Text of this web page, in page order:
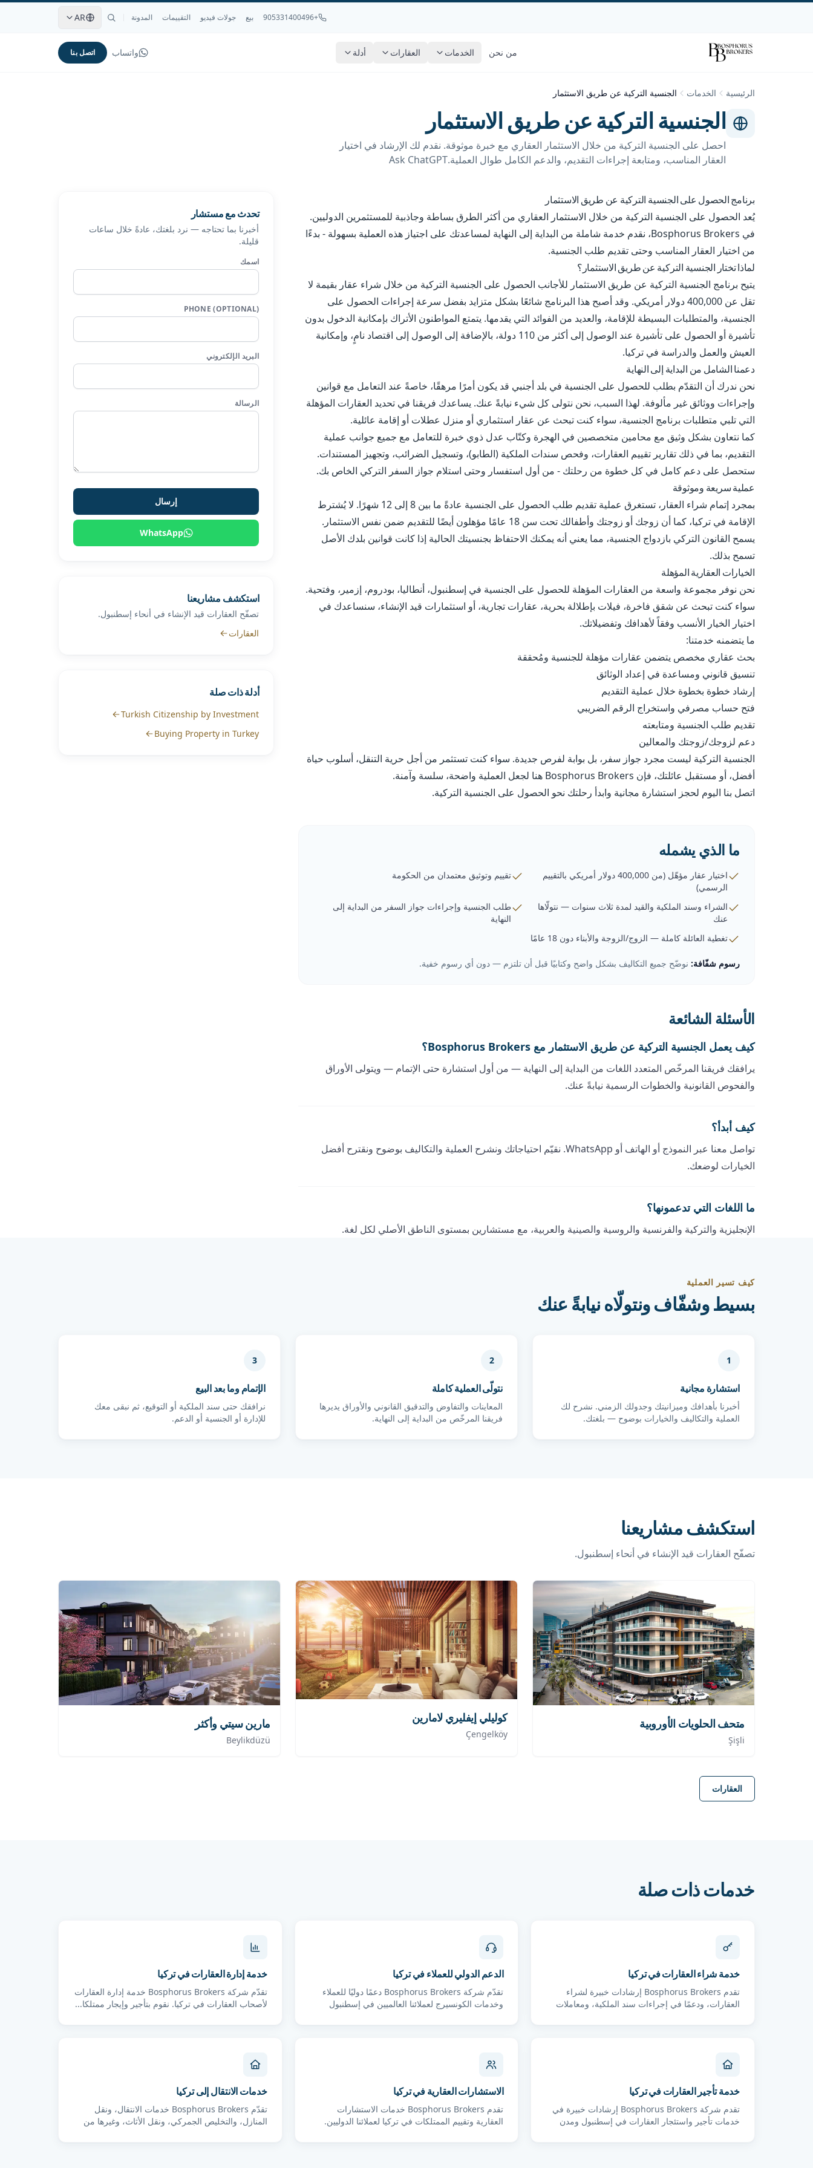
+905331400496 بيع جولات فيديو التقييمات المدونة AR
من نحن الخدمات العقارات أدلة واتساب اتصل بنا
الرئيسية الخدمات الجنسية التركية عن طريق الاستثمار
الجنسية التركية عن طريق الاستثمار
احصل على الجنسية التركية من خلال الاستثمار العقاري مع خبرة موثوقة. نقدم لك الإرشاد في اختيار
العقار المناسب، ومتابعة إجراءات التقديم، والدعم الكامل طوال العملية.Ask ChatGPT
برنامج الحصول على الجنسية التركية عن طريق الاستثمار
يُعد الحصول على الجنسية التركية من خلال الاستثمار العقاري من أكثر الطرق بساطة وجاذبية للمستثمرين الدوليين.
في Bosphorus Brokers، نقدم خدمة شاملة من البداية إلى النهاية لمساعدتك على اجتياز هذه العملية بسهولة - بدءًا
من اختيار العقار المناسب وحتى تقديم طلب الجنسية.
لماذا تختار الجنسية التركية عن طريق الاستثمار؟
يتيح برنامج الجنسية التركية عن طريق الاستثمار للأجانب الحصول على الجنسية التركية من خلال شراء عقار بقيمة لا
تقل عن 400,000 دولار أمريكي. وقد أصبح هذا البرنامج شائعًا بشكل متزايد بفضل سرعة إجراءات الحصول على
الجنسية، والمتطلبات البسيطة للإقامة، والعديد من الفوائد التي يقدمها. يتمتع المواطنون الأتراك بإمكانية الدخول بدون
تأشيرة أو الحصول على تأشيرة عند الوصول إلى أكثر من 110 دولة، بالإضافة إلى الوصول إلى اقتصاد نامٍ، وإمكانية
العيش والعمل والدراسة في تركيا.
دعمنا الشامل من البداية إلى النهاية
نحن ندرك أن التقدّم بطلب للحصول على الجنسية في بلد أجنبي قد يكون أمرًا مرهقًا، خاصةً عند التعامل مع قوانين
وإجراءات ووثائق غير مألوفة. لهذا السبب، نحن نتولى كل شيء نيابةً عنك. يساعدك فريقنا في تحديد العقارات المؤهلة
التي تلبي متطلبات برنامج الجنسية، سواء كنت تبحث عن عقار استثماري أو منزل عطلات أو إقامة عائلية.
كما نتعاون بشكل وثيق مع محامين متخصصين في الهجرة وكتّاب عدل ذوي خبرة للتعامل مع جميع جوانب عملية
التقديم، بما في ذلك تقارير تقييم العقارات، وفحص سندات الملكية (الطابو)، وتسجيل الضرائب، وتجهيز المستندات.
ستحصل على دعم كامل في كل خطوة من رحلتك - من أول استفسار وحتى استلام جواز السفر التركي الخاص بك.
عملية سريعة وموثوقة
بمجرد إتمام شراء العقار، تستغرق عملية تقديم طلب الحصول على الجنسية عادةً ما بين 8 إلى 12 شهرًا. لا يُشترط
الإقامة في تركيا، كما أن زوجك أو زوجتك وأطفالك تحت سن 18 عامًا مؤهلون أيضًا للتقديم ضمن نفس الاستثمار.
يسمح القانون التركي بازدواج الجنسية، مما يعني أنه يمكنك الاحتفاظ بجنسيتك الحالية إذا كانت قوانين بلدك الأصل
تسمح بذلك.
الخيارات العقارية المؤهلة
نحن نوفر مجموعة واسعة من العقارات المؤهلة للحصول على الجنسية في إسطنبول، أنطاليا، بودروم، إزمير، وفتحية.
سواء كنت تبحث عن شقق فاخرة، فيلات بإطلالة بحرية، عقارات تجارية، أو استثمارات قيد الإنشاء، سنساعدك في
اختيار الخيار الأنسب وفقاً لأهدافك وتفضيلاتك.
ما يتضمنه خدمتنا:
بحث عقاري مخصص يتضمن عقارات مؤهلة للجنسية ومُحققة
تنسيق قانوني ومساعدة في إعداد الوثائق
إرشاد خطوة بخطوة خلال عملية التقديم
فتح حساب مصرفي واستخراج الرقم الضريبي
تقديم طلب الجنسية ومتابعته
دعم لزوجك/زوجتك والمعالين
الجنسية التركية ليست مجرد جواز سفر، بل بوابة لفرص جديدة. سواء كنت تستثمر من أجل حرية التنقل، أسلوب حياة
أفضل، أو مستقبل عائلتك، فإن Bosphorus Brokers هنا لجعل العملية واضحة، سلسة وآمنة.
اتصل بنا اليوم لحجز استشارة مجانية وابدأ رحلتك نحو الحصول على الجنسية التركية.
ما الذي يشمله
اختيار عقار مؤهّل (من 400,000 دولار أمريكي بالتقييم
الرسمي)
تقييم وتوثيق معتمدان من الحكومة
الشراء وسند الملكية والقيد لمدة ثلاث سنوات — نتولّاها
عنك
طلب الجنسية وإجراءات جواز السفر من البداية إلى
النهاية
تغطية العائلة كاملة — الزوج/الزوجة والأبناء دون 18 عامًا
رسوم شفّافة: نوضّح جميع التكاليف بشكل واضح وكتابيًا قبل أن تلتزم — دون أي رسوم خفية.
الأسئلة الشائعة
كيف يعمل الجنسية التركية عن طريق الاستثمار مع Bosphorus Brokers؟
يرافقك فريقنا المرخّص المتعدد اللغات من البداية إلى النهاية — من أول استشارة حتى الإتمام — ويتولى الأوراق
والفحوص القانونية والخطوات الرسمية نيابةً عنك.
كيف أبدأ؟
تواصل معنا عبر النموذج أو الهاتف أو WhatsApp. نقيّم احتياجاتك ونشرح العملية والتكاليف بوضوح ونقترح أفضل
الخيارات لوضعك.
ما اللغات التي تدعمونها؟
الإنجليزية والتركية والفرنسية والروسية والصينية والعربية، مع مستشارين بمستوى الناطق الأصلي لكل لغة.
تحدث مع مستشار
أخبرنا بما تحتاجه — نرد بلغتك، عادةً خلال ساعات
قليلة.
اسمك
PHONE (OPTIONAL)
البريد الإلكتروني
الرسالة
إرسال
WhatsApp
استكشف مشاريعنا
تصفّح العقارات قيد الإنشاء في أنحاء إسطنبول.
العقارات
أدلة ذات صلة
Turkish Citizenship by Investment
Buying Property in Turkey
كيف تسير العملية
بسيط وشفّاف ونتولّاه نيابةً عنك
1
استشارة مجانية
أخبرنا بأهدافك وميزانيتك وجدولك الزمني. نشرح لك
العملية والتكاليف والخيارات بوضوح — بلغتك.
2
نتولّى العملية كاملة
المعاينات والتفاوض والتدقيق القانوني والأوراق يديرها
فريقنا المرخّص من البداية إلى النهاية.
3
الإتمام وما بعد البيع
نرافقك حتى سند الملكية أو التوقيع، ثم نبقى معك
للإدارة أو الجنسية أو الدعم.
استكشف مشاريعنا
تصفّح العقارات قيد الإنشاء في أنحاء إسطنبول.
متحف الحلويات الأوروبية
Şişli
كوليلي إيفليري لامارين
Çengelköy
مارين سيتي وأكثر
Beylikdüzü
العقارات
خدمات ذات صلة
خدمة شراء العقارات في تركيا
تقدم Bosphorus Brokers إرشادات خبيرة لشراء
العقارات، ودعمًا في إجراءات سند الملكية، ومعاملات
الدعم الدولي للعملاء في تركيا
تقدّم شركة Bosphorus Brokers دعمًا دوليًا للعملاء
وخدمات الكونسيرج لعملائنا العالميين في إسطنبول
خدمة إدارة العقارات في تركيا
تقدّم شركة Bosphorus Brokers خدمة إدارة العقارات
لأصحاب العقارات في تركيا. نقوم بتأجير وإيجار ممتلكا...
خدمة تأجير العقارات في تركيا
تقدم شركة Bosphorus Brokers إرشادات خبيرة في
خدمات تأجير واستئجار العقارات في إسطنبول ومدن
الاستشارات العقارية في تركيا
تقدم Bosphorus Brokers خدمات الاستشارات
العقارية وتقييم الممتلكات في تركيا لعملائنا الدوليين.
خدمات الانتقال إلى تركيا
تقدّم Bosphorus Brokers خدمات الانتقال، ونقل
المنازل، والتخليص الجمركي، ونقل الأثاث، وغيرها من